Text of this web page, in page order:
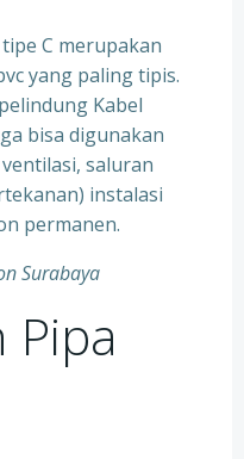
tipe C merupakan
yang paling tipis.
Kabel
bisa digunakan
saluran
instalasi
permanen.
Surabaya
Pipa